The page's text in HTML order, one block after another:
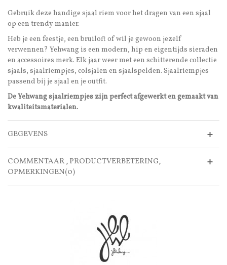
Gebruik deze handige sjaal riem voor het dragen van een sjaal
op een trendy manier.
Heb je een feestje, een bruiloft of wil je gewoon jezelf
verwennen? Yehwang is een modern, hip en eigentijds sieraden
en accessoires merk. Elk jaar weer met een schitterende collectie
sjaals, sjaalriempjes, colsjalen en sjaalspelden. Sjaalriempjes
passend bij je sjaal en je outfit.
De Yehwang sjaalriempjes zijn perfect afgewerkt en gemaakt van
kwaliteitsmaterialen.
GEGEVENS
COMMENTAAR , PRODUCTVERBETERING,
OPMERKINGEN(0)